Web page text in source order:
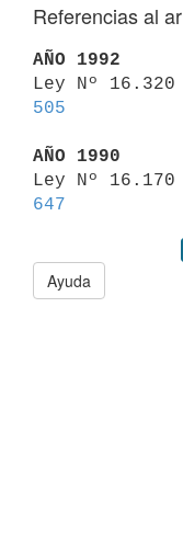
Referencias al
AÑO 1992
505
AÑO 1990
647
Ayuda